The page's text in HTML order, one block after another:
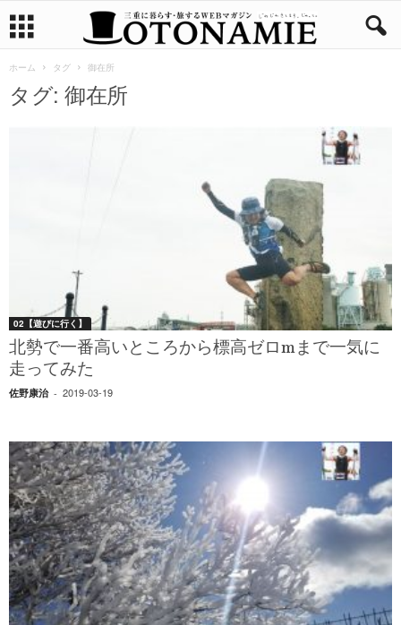
ホーム タグ 御在所
タグ: 御在所
02【遊びに行く】
北勢で一番高いところから標高ゼロmまで一気に
走ってみた
佐野康治 - 2019-03-19